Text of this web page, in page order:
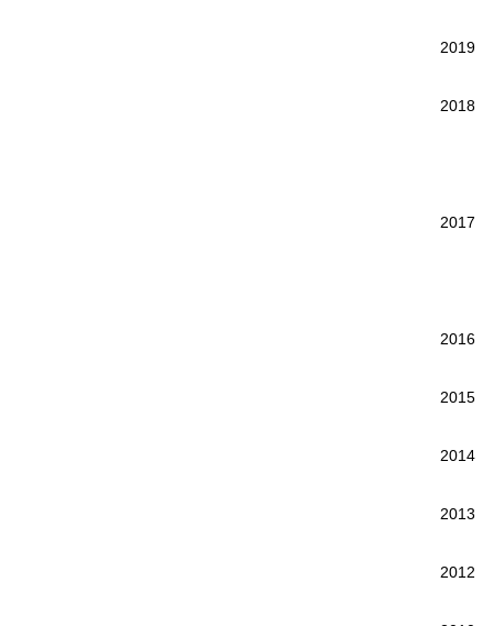
2019
2018
2017
2016
2015
2014
2013
2012